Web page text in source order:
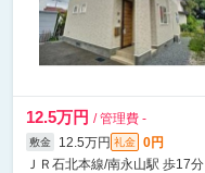
12.5万円 / 管理費 -
敷金 12.5万円 礼金
0円
ＪＲ石北本線/南永山駅 歩17分